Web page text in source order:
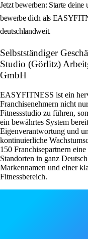
Jetzt bewerben: Starte
bewerbe dich als
deutschlandweit.
Selbstständiger
Studio (Görlitz)
GmbH
EASYFITNESS ist ein
Franchisenehmern nicht
Fitnessstudio zu führen,
ein bewährtes System
Eigenverantwortung und
kontinuierliche
150 Franchisepartnern
Standorten in ganz
Markennamen und einer
Fitnessbereich.